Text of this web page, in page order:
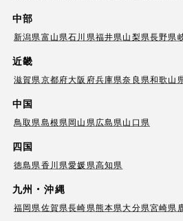
中部
新潟県富山県石川県福井県山梨県長野県
近畿
滋賀県京都府大阪府兵庫県奈良県和歌山
中国
鳥取県島根県岡山県広島県山口県
四国
徳島県香川県愛媛県高知県
九州・沖縄
福岡県佐賀県長崎県熊本県大分県宮崎県